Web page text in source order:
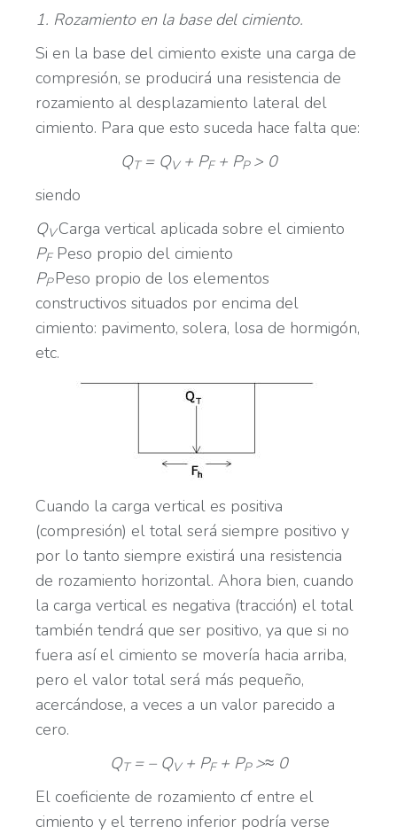
1. Rozamiento en la base del cimiento.
Si en la base del cimiento existe una carga de
compresión, se producirá una resistencia de
rozamiento al desplazamiento lateral del
cimiento. Para que esto suceda hace falta que:
QT= QV+ PF+ PP> 0
siendo
QVCarga vertical aplicada sobre el cimiento
PF Peso propio del cimiento
PPPeso propio de los elementos
constructivos situados por encima del
cimiento: pavimento, solera, losa de hormigón,
etc.
Cuando la carga vertical es positiva
(compresión) el total será siempre positivo y
por lo tanto siempre existirá una resistencia
de rozamiento horizontal. Ahora bien, cuando
la carga vertical es negativa (tracción) el total
también tendrá que ser positivo, ya que si no
fuera así el cimiento se movería hacia arriba,
pero el valor total será más pequeño,
acercándose, a veces a un valor parecido a
cero.
QT= – QV+ PF+ PP>≈ 0
El coeficiente de rozamiento cf entre el
cimiento y el terreno inferior podría verse